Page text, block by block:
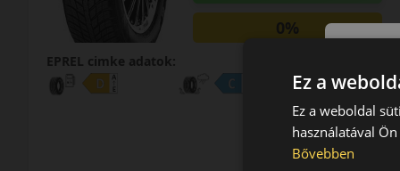
0%
EPREL cimke adatok:
Ez a
Ez a weboldal
használatával
Bővebben